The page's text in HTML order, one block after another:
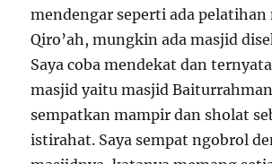
mendengar seperti ada pelatihan
Qiro’ah, mungkin ada masjid
Saya coba mendekat dan
masjid yaitu masjid
sempatkan mampir dan sholat
istirahat. Saya sempat ngobrol